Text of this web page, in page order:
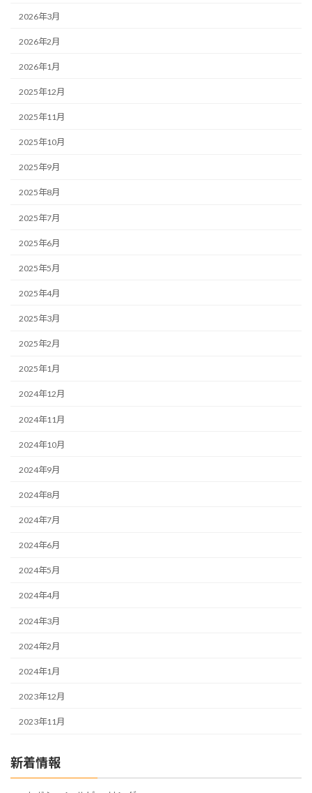
2026年3月
2026年2月
2026年1月
2025年12月
2025年11月
2025年10月
2025年9月
2025年8月
2025年7月
2025年6月
2025年5月
2025年4月
2025年3月
2025年2月
2025年1月
2024年12月
2024年11月
2024年10月
2024年9月
2024年8月
2024年7月
2024年6月
2024年5月
2024年4月
2024年3月
2024年2月
2024年1月
2023年12月
2023年11月
新着情報